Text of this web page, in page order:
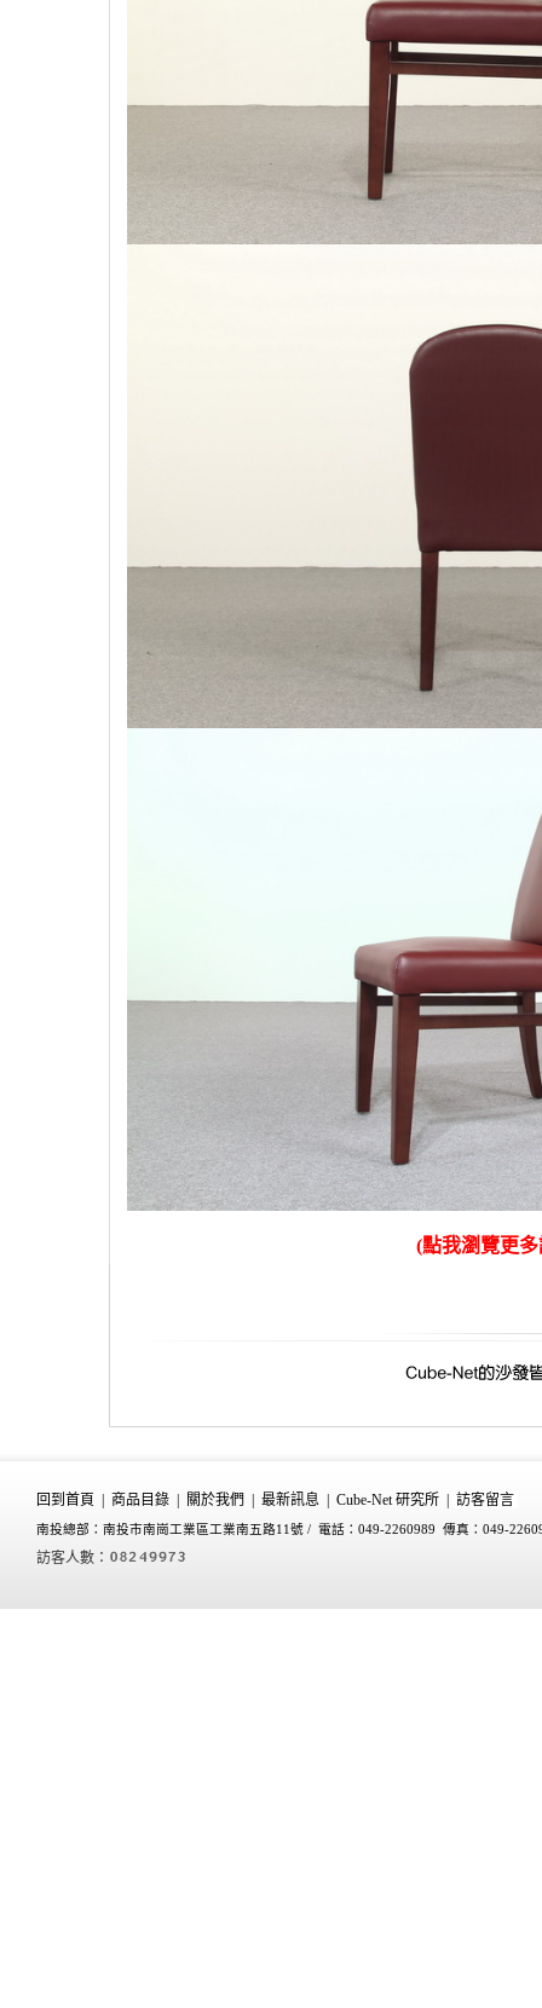
(點我瀏覽更多
回到首頁 商品目錄 關於我們 最新訊息 Cube-Net 研究所 訪客留言
南投總部：南投市南崗工業區工業南五路11號 / 電話：049-2260989 傳真：049-
訪客人數：